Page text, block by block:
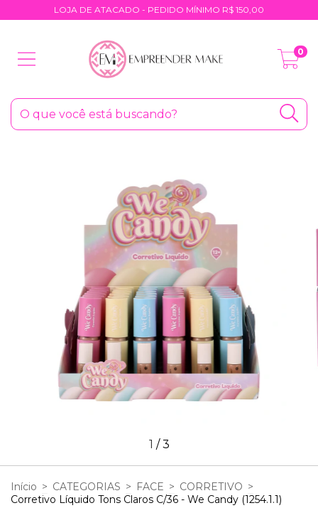
LOJA DE ATACADO - PEDIDO MÍNIMO R$ 150,00
0
1 /3
Início > CATEGORIAS > FACE > CORRETIVO >
Corretivo Líquido Tons Claros C/36 - We Candy (1254.1.1)